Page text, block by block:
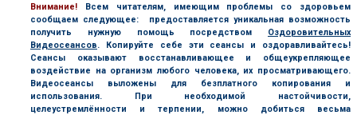
Внимание! Всем читателям, имеющим проблемы со здоровьем
сообщаем следующее: предоставляется уникальная возможность
получить нужную помощь посредством Оздоровительных
Видеосеансов. Копируйте себе эти сеансы и оздоравливайтесь!
Сеансы оказывают восстанавливающее и общеукрепляющее
воздействие на организм любого человека, их просматривающего.
Видеосеансы выложены для безплатного копирования и
использования. При необходимой настойчивости,
целеустремлённости и терпении, можно добиться весьма